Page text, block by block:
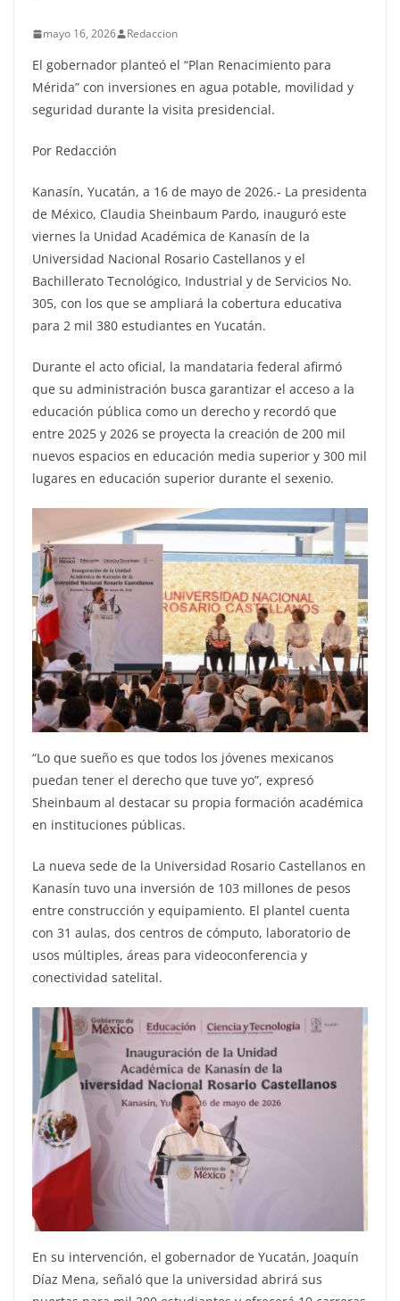
mayo 16, 2026 Redaccion
El gobernador planteó el “Plan Renacimiento para
Mérida” con inversiones en agua potable, movilidad y
seguridad durante la visita presidencial.
Por Redacción
Kanasín, Yucatán, a 16 de mayo de 2026.- La presidenta
de México, Claudia Sheinbaum Pardo, inauguró este
viernes la Unidad Académica de Kanasín de la
Universidad Nacional Rosario Castellanos y el
Bachillerato Tecnológico, Industrial y de Servicios No.
305, con los que se ampliará la cobertura educativa
para 2 mil 380 estudiantes en Yucatán.
Durante el acto oficial, la mandataria federal afirmó
que su administración busca garantizar el acceso a la
educación pública como un derecho y recordó que
entre 2025 y 2026 se proyecta la creación de 200 mil
nuevos espacios en educación media superior y 300 mil
lugares en educación superior durante el sexenio.
“Lo que sueño es que todos los jóvenes mexicanos
puedan tener el derecho que tuve yo”, expresó
Sheinbaum al destacar su propia formación académica
en instituciones públicas.
La nueva sede de la Universidad Rosario Castellanos en
Kanasín tuvo una inversión de 103 millones de pesos
entre construcción y equipamiento. El plantel cuenta
con 31 aulas, dos centros de cómputo, laboratorio de
usos múltiples, áreas para videoconferencia y
conectividad satelital.
En su intervención, el gobernador de Yucatán, Joaquín
Díaz Mena, señaló que la universidad abrirá sus